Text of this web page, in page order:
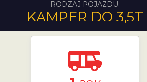
RODZAJ POJAZDU:
KAMPER DO 3,5T